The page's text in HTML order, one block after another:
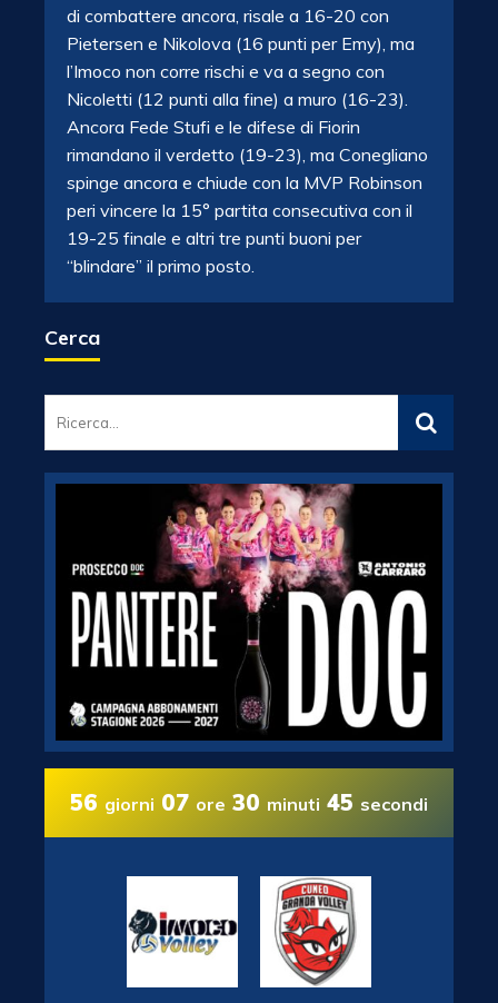
di combattere ancora, risale a 16-20 con
Pietersen e Nikolova (16 punti per Emy), ma
l’Imoco non corre rischi e va a segno con
Nicoletti (12 punti alla fine) a muro (16-23).
Ancora Fede Stufi e le difese di Fiorin
rimandano il verdetto (19-23), ma Conegliano
spinge ancora e chiude con la MVP Robinson
peri vincere la 15° partita consecutiva con il
19-25 finale e altri tre punti buoni per
“blindare” il primo posto.
Cerca
56 giorni 07 ore 30 minuti 44 secondi